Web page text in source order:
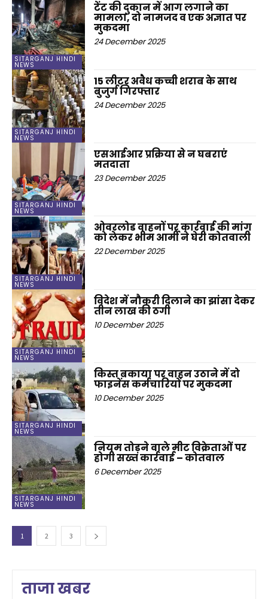
SITARGANJ HINDI
NEWS
टेंट की दुकान में आग लगाने का
मामला, दो नामजद व एक अज्ञात पर
मुकदमा
24 December 2025
SITARGANJ HINDI
NEWS
15 लीटर अवैध कच्ची शराब के साथ
बुजुर्ग गिरफ्तार
24 December 2025
SITARGANJ HINDI
NEWS
एसआईआर प्रक्रिया से न घबराएं
मतदाता
23 December 2025
SITARGANJ HINDI
NEWS
ओवरलोड वाहनों पर कार्रवाई की मांग
को लेकर भीम आर्मी ने घेरी कोतवाली
22 December 2025
SITARGANJ HINDI
NEWS
विदेश में नौकरी दिलाने का झांसा देकर
तीन लाख की ठगी
10 December 2025
SITARGANJ HINDI
NEWS
किस्त बकाया पर वाहन उठाने में दो
फाइनेंस कर्मचारियों पर मुकदमा
10 December 2025
SITARGANJ HINDI
NEWS
नियम तोड़ने वाले मीट विक्रेताओं पर
होगी सख्त कार्रवाई – कोतवाल
6 December 2025
1 2 3
ताजा खबर